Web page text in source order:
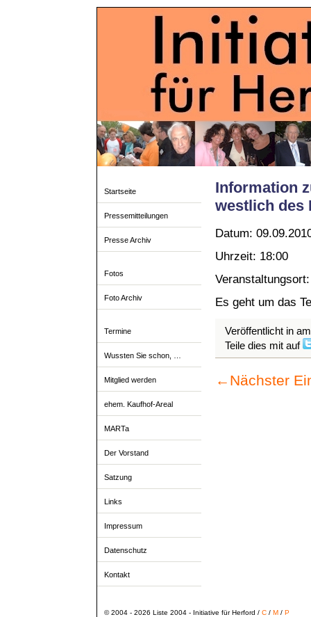
Startseite
Pressemitteilungen
Presse Archiv
Fotos
Foto Archiv
Termine
Wussten Sie schon, …
Mitglied werden
ehem. Kaufhof-Areal
MARTa
Der Vorstand
Satzung
Links
Impressum
Datenschutz
Kontakt
Information
westlich des
Datum:
Uhrzeit: 18:00
Es geht um das
Veröffentlicht in
Teile dies mit auf
← Nächster
© 2004 - 2026 Liste 2004 - Initiative für Herford / C/ M/ P